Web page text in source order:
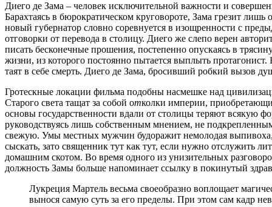
Диего де Зама – человек исключительной важности и
Барахтаясь в бюрократическом круговороте, Зама грезит
новый губернатор словно соревнуется в изощренности с
отговорки от перевода в столицу. Диего же слепо верен
писать бесконечные прошения, постепенно опускаясь в
жизни, из которого постоянно пытается выплыть
таят в себе смерть. Диего де Зама, бросивший робкий вызов
Гротескные локации фильма подобны насмешке над
Старого света тащат за собой отколки империи,
основы государственности вдали от столицы теряют всякую
руководствуясь лишь собственным мнением, не
свежую. Умы местных мужчин будоражит немолодая выпивоха,
сыскать, зато священник тут как тут, если нужно отслужить
домашним скотом. Во время одного из унизительных
должность Замы больше напоминает ссылку в покинутый
Лукреция Мартель весьма своеобразно воплощает
вынося самую суть за его пределы. При этом сам кадр